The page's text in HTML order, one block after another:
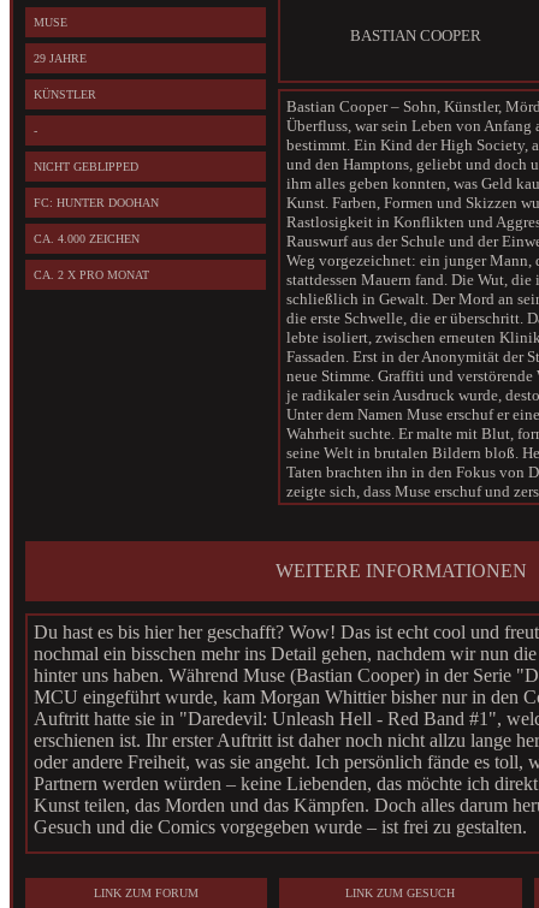
MUSE
29 JAHRE
KÜNSTLER
-
NICHT GEBLIPPED
FC: HUNTER DOOHAN
CA. 4.000 ZEICHEN
CA. 2 X PRO MONAT
BASTIAN COOPER
Bastian Cooper – Sohn, Künstler,
Überfluss, war sein Leben von
bestimmt. Ein Kind der High Society,
und den Hamptons, geliebt und doch
ihm alles geben konnten, was Geld
Kunst. Farben, Formen und Skizzen
Rastlosigkeit in Konflikten und
Rauswurf aus der Schule und der
Weg vorgezeichnet: ein junger
stattdessen Mauern fand. Die Wut,
schließlich in Gewalt. Der Mord an
die erste Schwelle, die er überschritt.
lebte isoliert, zwischen erneuten
Fassaden. Erst in der Anonymität der
neue Stimme. Graffiti und
je radikaler sein Ausdruck wurde,
Unter dem Namen Muse erschuf er
Wahrheit suchte. Er malte mit Blut,
seine Welt in brutalen Bildern bloß.
Taten brachten ihn in den Fokus von
zeigte sich, dass Muse erschuf und
von Heather Glenn, die er selbst zum
Muse wiedergeboren. Mit neuen
unaufhaltsam.
WEITERE INFORMATIONEN
Du hast es bis hier her geschafft? Wow! Das ist echt cool und
nochmal ein bisschen mehr ins Detail gehen, nachdem wir nun
hinter uns haben. Während Muse (Bastian Cooper) in der Serie
MCU eingeführt wurde, kam Morgan Whittier bisher nur in den
Auftritt hatte sie in "Daredevil: Unleash Hell - Red Band #1",
erschienen ist. Ihr erster Auftritt ist daher noch nicht allzu lange
oder andere Freiheit, was sie angeht. Ich persönlich fände es toll,
Partnern werden würden – keine Liebenden, das möchte ich
Kunst teilen, das Morden und das Kämpfen. Doch alles darum
Gesuch und die Comics vorgegeben wurde – ist frei zu gestalten.
Charakterentwicklung und weniger darum, einfach planlos
LINK ZUM FORUM LINK ZUM GESUCH